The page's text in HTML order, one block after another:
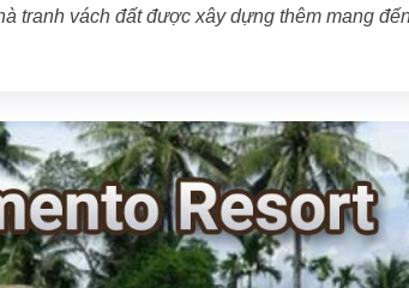
tranh vách đất được xây dựng thêm mang